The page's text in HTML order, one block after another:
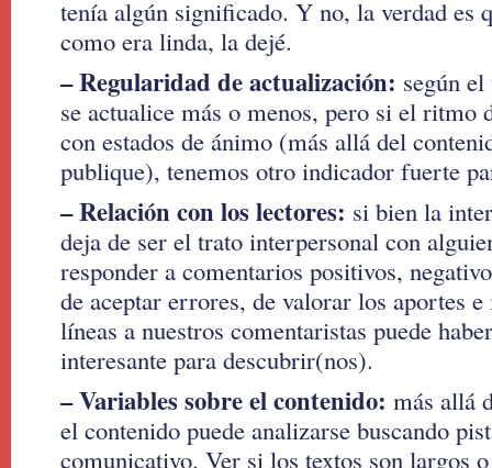
tenía algún significado. Y no, la verdad es
como era linda, la dejé.
– Regularidad de actualización: según
se actualice más o menos, pero si el ritmo
con estados de ánimo (más allá del
publique), tenemos otro indicador fuerte
– Relación con los lectores: si bien la
deja de ser el trato interpersonal con
responder a comentarios positivos,
de aceptar errores, de valorar los aportes
líneas a nuestros comentaristas puede
interesante para descubrir(nos).
– Variables sobre el contenido: más allá
el contenido puede analizarse buscando
comunicativo. Ver si los textos son largos